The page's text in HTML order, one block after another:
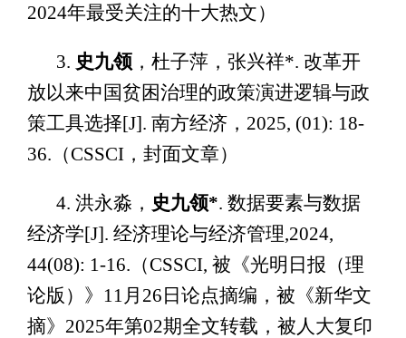
2024年最受关注的十大热文）
3. 史九领 ，杜子萍，张兴祥*. 改革开
放以来中国贫困治理的政策演进逻辑与政
策工具选择[J]. 南方经济，2025, (01): 18-
36.（CSSCI，封面文章）
4. 洪永淼， 史九领*. 数据要素与数据
经济学[J]. 经济理论与经济管理,2024,
44(08): 1-16.（CSSCI, 被《光明日报（理
论版）》11月26日论点摘编，被《新华文
摘》2025年第02期全文转载，被人大复印